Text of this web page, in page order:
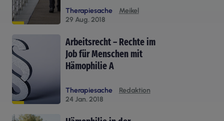
Therapiesache
Meikel
29 Aug. 2018
Arbeitsrecht – Rechte im
Job für Menschen mit
Hämophilie A
Therapiesache
Redaktion
24 Jan. 2018